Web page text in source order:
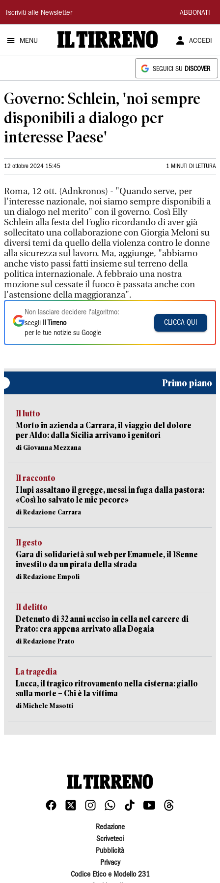
Il
Tirreno
Iscriviti alle Newsletter ABBONATI
MENU ACCEDI
SEGUICI SU DISCOVER
Governo: Schlein, 'noi sempre
disponibili a dialogo per
interesse Paese'
12 ottobre 2024 15:45 1 MINUTI DI LETTURA
Roma, 12 ott. (Adnkronos) - "Quando serve, per
l'interesse nazionale, noi siamo sempre disponibili a
un dialogo nel merito" con il governo. Così Elly
Schlein alla festa del Foglio ricordando di aver già
sollecitato una collaborazione con Giorgia Meloni su
diversi temi da quello della violenza contro le donne
alla sicurezza sul lavoro. Ma, aggiunge, "abbiamo
anche visto passi fatti insieme sul terreno della
politica internazionale. A febbraio una nostra
mozione sul cessate il fuoco è passata anche con
l'astensione della maggioranza".
Non lasciare decidere l'algoritmo:
scegli
Il Tirreno
per le tue notizie su Google
CLICCA QUI
Primo piano
Il lutto
Morto in azienda a Carrara, il viaggio del dolore
per Aldo: dalla Sicilia arrivano i genitori
di Giovanna Mezzana
Il racconto
I lupi assaltano il gregge, messi in fuga dalla pastora:
«Così ho salvato le mie pecore»
di Redazione Carrara
Il gesto
Gara di solidarietà sul web per Emanuele, il 18enne
investito da un pirata della strada
di Redazione Empoli
Il delitto
Detenuto di 32 anni ucciso in cella nel carcere di
Prato: era appena arrivato alla Dogaia
di Redazione Prato
La tragedia
Lucca, il tragico ritrovamento nella cisterna: giallo
sulla morte – Chi è la vittima
di Michele Masotti
Redazione
Scriveteci
Pubblicità
Privacy
Codice Etico e Modello 231